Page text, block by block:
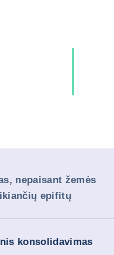
nepaisant žemės
epifitų
konsolidavimas